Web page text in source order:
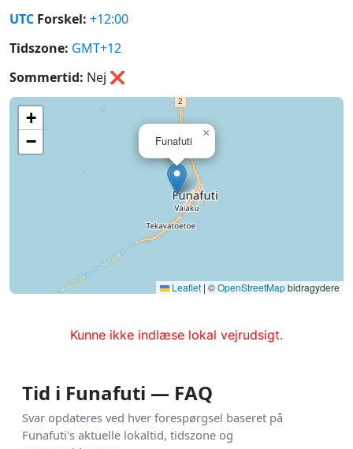
UTC Forskel: +12:00
Tidszone: GMT+12
Sommertid: Nej ❌
Funafuti
×
+
−
Leaflet | ©OpenStreetMapbidragydere
Kunne ikke indlæse lokal vejrudsigt.
Tid i Funafuti — FAQ
Svar opdateres ved hver forespørgsel baseret på
Funafuti's aktuelle lokaltid, tidszone og